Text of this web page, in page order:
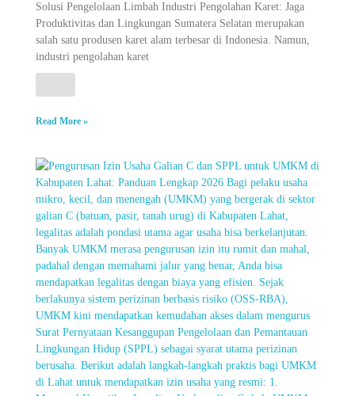
Solusi Pengelolaan Limbah Industri Pengolahan Karet: Jaga
Produktivitas dan Lingkungan Sumatera Selatan merupakan
salah satu produsen karet alam terbesar di Indonesia. Namun,
industri pengolahan karet
Read More »